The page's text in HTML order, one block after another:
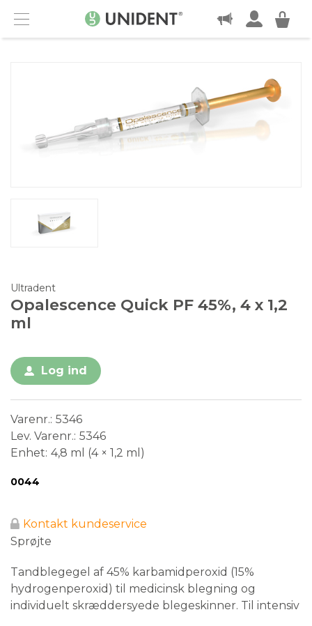
Menu
KONTAKT
Ultradent
Opalescence Quick PF 45%, 4 x 1,2
ml
Log ind
Varenr. 5346
Lev. Varenr. 5346
Enhet 4,8 ml (4 × 1,2 ml)
Medical Device
0044
Kontakt kundeservice
Sprøjte
Tandblegegel af 45% karbamidperoxid (15%
hydrogenperoxid) til medicinsk blegning og
individuelt skræddersyede blegeskinner. Til intensiv